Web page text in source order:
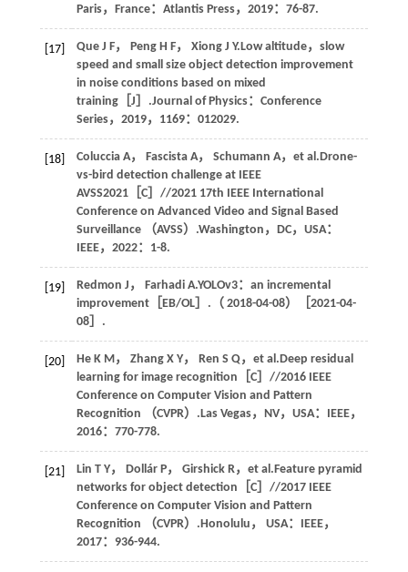
Paris，France：Atlantis Press， 2019：76-87.
[17] Que J F， Peng H F， Xiong J Y.Low altitude，slow
speed and small size object detection improvement
in noise conditions based on mixed
training［J］.Journal of Physics：Conference
Series， 2019， 1169：012029.
[18] Coluccia A， Fascista A， Schumann A，et al.Drone-
vs-bird detection challenge at IEEE
AVSS2021［C］//2021 17th IEEE International
Conference on Advanced Video and Signal Based
Surveillance （AVSS）.Washington，DC，USA：
IEEE， 2022：1-8.
[19] Redmon J ， Farhadi A.YOLOv3：an incremental
improvement［EB/OL］.（ 2018-04-08）［2021-04-
08］.
[20] He K M， Zhang X Y， Ren S Q，et al.Deep residual
learning for image recognition［C］//2016 IEEE
Conference on Computer Vision and Pattern
Recognition （CVPR）.Las Vegas，NV，USA：IEEE，
2016：770-778.
[21] Lin T Y， Dollár P， Girshick R，et al.Feature pyramid
networks for object detection［C］//2017 IEEE
Conference on Computer Vision and Pattern
Recognition （CVPR）.Honolulu， USA：IEEE，
2017：936-944.